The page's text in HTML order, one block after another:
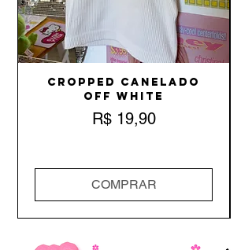
Cropped Canelado
Off White
Preço
R$ 19,90
COMPRAR